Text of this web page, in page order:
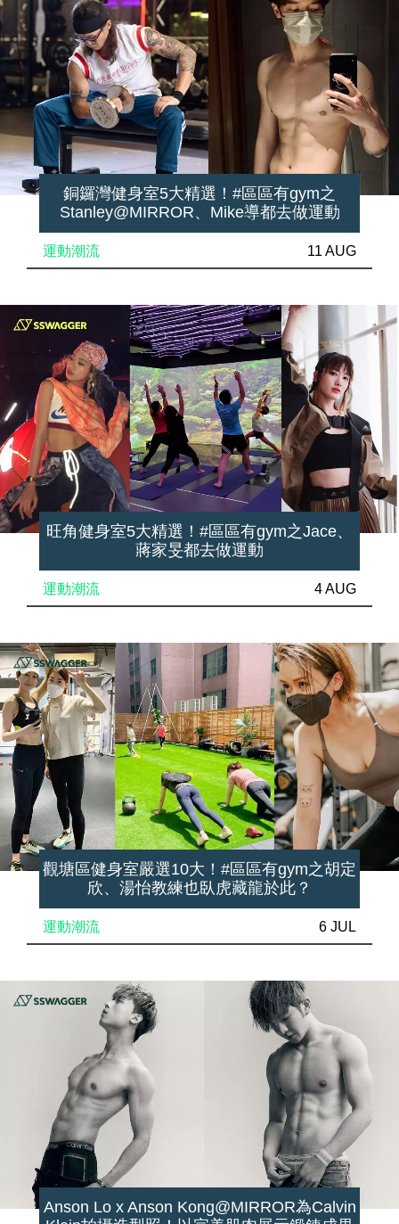
銅鑼灣健身室5大精選！#區區有gym之
Stanley@MIRROR、Mike導都去做運動
運動潮流 11 AUG
旺角健身室5大精選！#區區有gym之Jace、
蔣家旻都去做運動
運動潮流 4 AUG
觀塘區健身室嚴選10大！#區區有gym之胡定
欣、湯怡教練也臥虎藏龍於此？
運動潮流 6 JUL
Anson Lo x Anson Kong@MIRROR為Calvin